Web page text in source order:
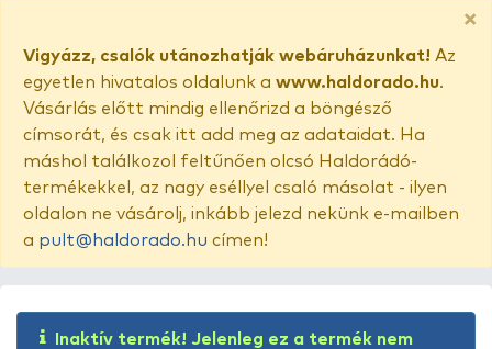
×
Vigyázz, csalók utánozhatják webáruházunkat! Az
egyetlen hivatalos oldalunk a www.haldorado.hu.
Vásárlás előtt mindig ellenőrizd a böngésző
címsorát, és csak itt add meg az adataidat. Ha
máshol találkozol feltűnően olcsó Haldorádó-
termékekkel, az nagy eséllyel csaló másolat - ilyen
oldalon ne vásárolj, inkább jelezd nekünk e-mailben
a pult@haldorado.hu címen!
Inaktív termék! Jelenleg ez a termék nem